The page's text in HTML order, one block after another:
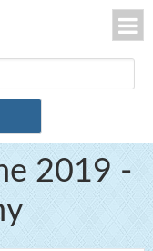
2019 -